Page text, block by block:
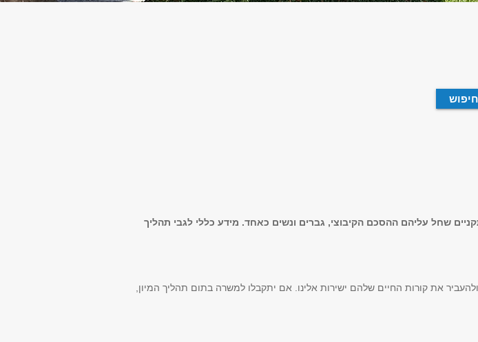
שחל עליהם ההסכם הקיבוצי, גברים ונשים כאחד. מידע כללי לגבי תהליך
את קורות החיים שלהם ישירות אלינו. אם יתקבלו למשרה בתום תהליך המיון,